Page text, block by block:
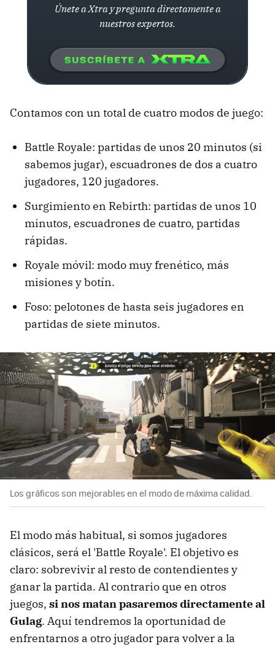
Únete a Xtra y pregunta directamente a
nuestros expertos.
Contamos con un total de cuatro modos de juego:
Battle Royale: partidas de unos 20 minutos (si
sabemos jugar), escuadrones de dos a cuatro
jugadores, 120 jugadores.
Surgimiento en Rebirth: partidas de unos 10
minutos, escuadrones de cuatro, partidas
rápidas.
Royale móvil: modo muy frenético, más
misiones y botín.
Foso: pelotones de hasta seis jugadores en
partidas de siete minutos.
Los gráficos son mejorables en el modo de máxima calidad.
El modo más habitual, si somos jugadores
clásicos, será el 'Battle Royale'. El objetivo es
claro: sobrevivir al resto de contendientes y
ganar la partida. Al contrario que en otros
juegos, si nos matan pasaremos directamente al
Gulag. Aquí tendremos la oportunidad de
enfrentarnos a otro jugador para volver a la